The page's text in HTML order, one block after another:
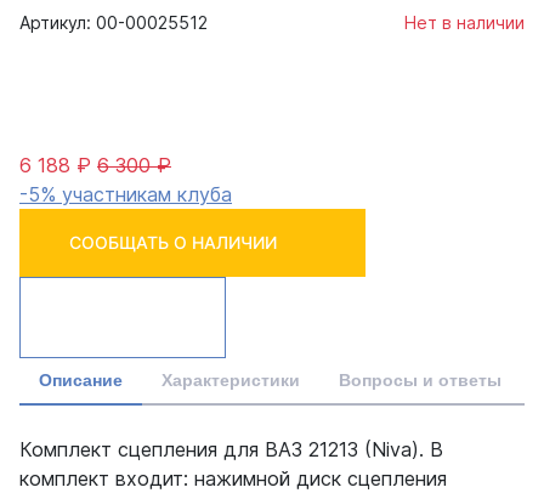
Артикул: 00-00025512 Нет в наличии
6 188 ₽ 6 300 ₽
-5% участникам клуба
СООБЩАТЬ О НАЛИЧИИ
Описание Характеристики Вопросы и ответы
Комплект сцепления для ВАЗ 21213 (Niva). В
комплект входит: нажимной диск сцепления